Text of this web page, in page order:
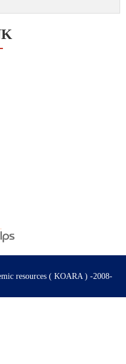
resources ( KOARA ) -2008-